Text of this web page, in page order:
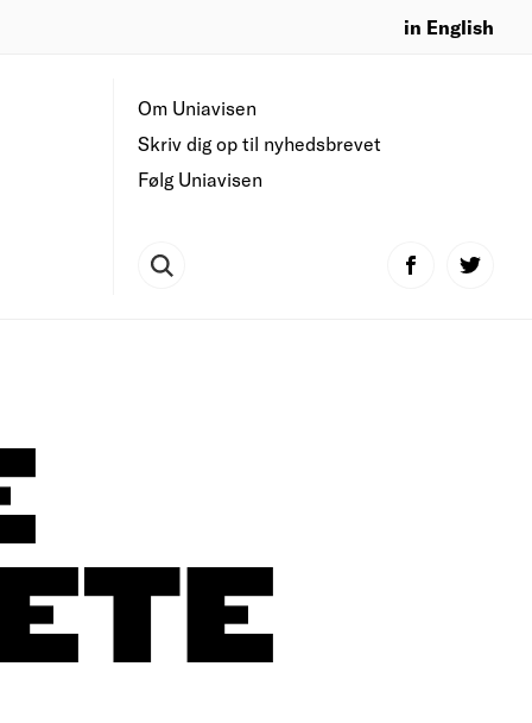
in English
Om Uniavisen
Skriv dig op til nyhedsbrevet
Følg Uniavisen